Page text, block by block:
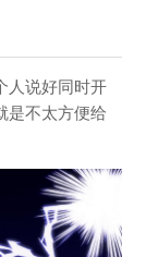
人说好同时开
是不太方便给